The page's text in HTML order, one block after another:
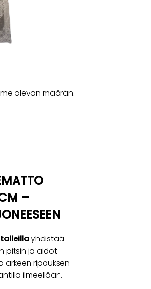
olevan määrän.
–
yhdistää
pitsin ja aidot
arkeen ripauksen
ilmeellään.